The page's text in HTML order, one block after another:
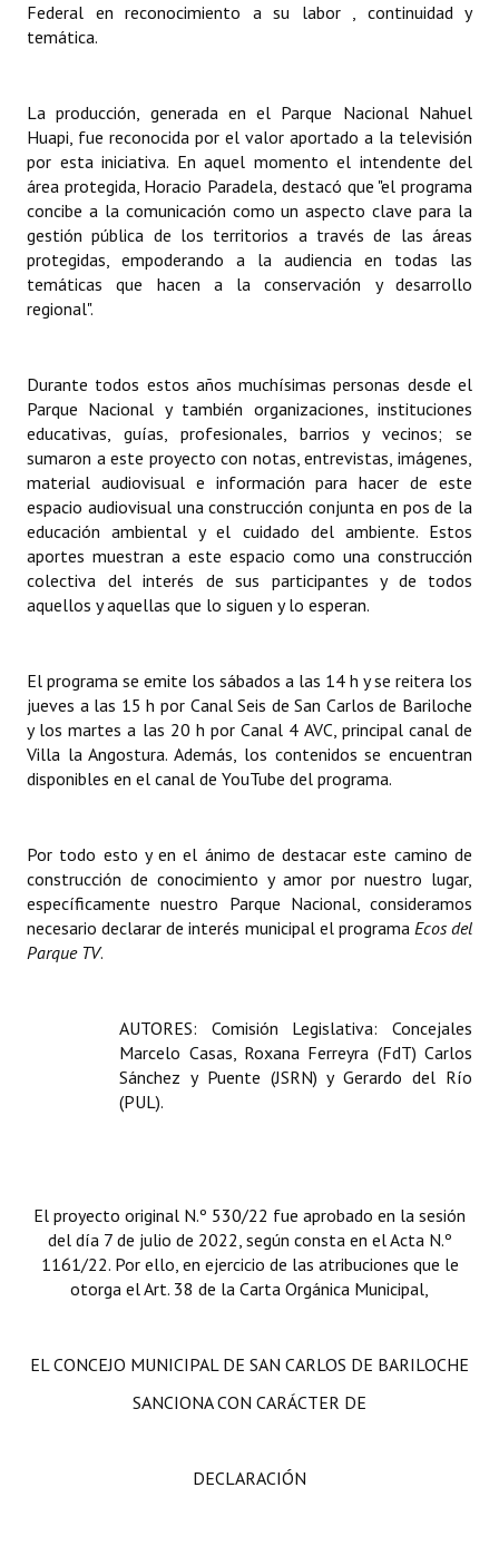
Resoluciones de Presidencia
Antiguos Pobladores
Noticias Destacadas
Registros y Distinciones
Datos Históricos
Premio al Mérito - Registro
Mujeres que Dejaron Huellas - Registro
Periodistas Decanos - Registro
Ciudadano Ilustre - Registro
Banca del Vecino - Registro
Huéspedes de Honor - Registro
Antiguos Pobladores - Registro
Bariloche, Municipio intercultural
Entrega de distinciones
Federal en reconocimiento a su labor , continuidad y
temática.
La producción, generada en el Parque Nacional Nahuel
Huapi, fue reconocida por el valor aportado a la televisión
por esta iniciativa. En aquel momento el intendente del
área protegida, Horacio Paradela, destacó que "el programa
concibe a la comunicación como un aspecto clave para la
gestión pública de los territorios a través de las áreas
protegidas, empoderando a la audiencia en todas las
temáticas que hacen a la conservación y desarrollo
regional".
Durante todos estos años muchísimas personas desde el
Parque Nacional y también organizaciones, instituciones
educativas, guías, profesionales, barrios y vecinos; se
sumaron a este proyecto con notas, entrevistas, imágenes,
material audiovisual e información para hacer de este
espacio audiovisual una construcción conjunta en pos de la
educación ambiental y el cuidado del ambiente. Estos
aportes muestran a este espacio como una construcción
colectiva del interés de sus participantes y de todos
aquellos y aquellas que lo siguen y lo esperan.
El programa se emite los sábados a las 14 h y se reitera los
jueves a las 15 h por Canal Seis de San Carlos de Bariloche
y los martes a las 20 h por Canal 4 AVC, principal canal de
Villa la Angostura. Además, los contenidos se encuentran
disponibles en el canal de YouTube del programa.
Por todo esto y en el ánimo de destacar este camino de
construcción de conocimiento y amor por nuestro lugar,
específicamente nuestro Parque Nacional, consideramos
necesario declarar de interés municipal el programa Ecos del
Parque TV.
AUTORES: Comisión Legislativa: Concejales
Marcelo Casas, Roxana Ferreyra (FdT) Carlos
Sánchez y Puente (JSRN) y Gerardo del Río
(PUL).
El proyecto original N.º 530/22 fue aprobado en la sesión
del día 7 de julio de 2022, según consta en el Acta N.º
1161/22. Por ello, en ejercicio de las atribuciones que le
otorga el Art. 38 de la Carta Orgánica Municipal,
EL CONCEJO MUNICIPAL DE SAN CARLOS DE BARILOCHE
SANCIONA CON CARÁCTER DE
DECLARACIÓN